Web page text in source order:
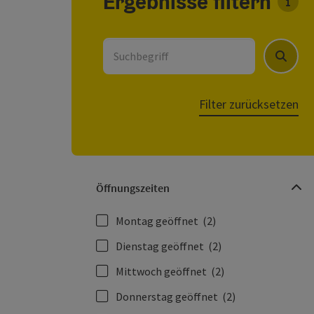
Für
Suchbegriff
Suchen
Filter zurücksetzen
Öffnungszeiten
Montag geöffnet (2)
Dienstag geöffnet (2)
Mittwoch geöffnet (2)
Donnerstag geöffnet (2)